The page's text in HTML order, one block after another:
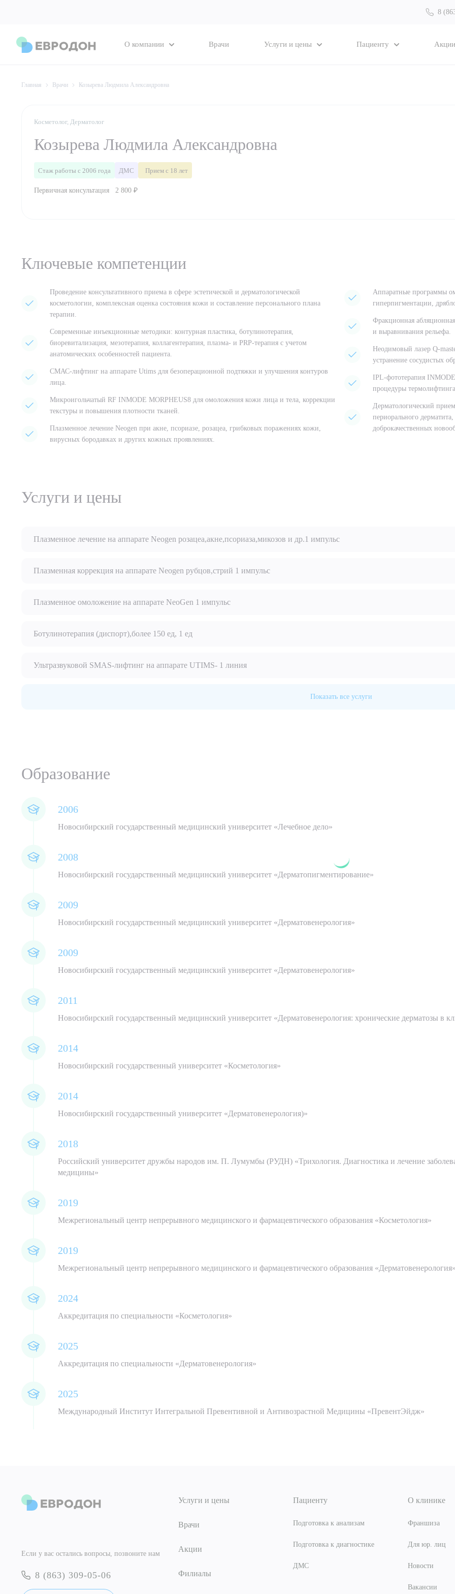
8
О компании Врачи Услуги и цены Пациенту Акции
Главная Врачи Козырева Людмила Александровна
Косметолог, Дерматолог
Козырева Людмила Александровна
Стаж работы с 2006 года ДМС Прием с 18 лет
Первичная консультация 2 800 ₽
Ключевые компетенции
Проведение консультативного приема в сфере эстетической и дерматологической
косметологии, комплексная оценка состояния кожи и составление персонального плана
терапии.
Современные инъекционные методики: контурная пластика, ботулинотерапия,
биоревитализация, мезотерапия, коллагентерапия, плазма- и PRP-терапия с учетом
анатомических особенностей пациента.
СМАС-лифтинг на аппарате Utims для безоперационной подтяжки и улучшения контуров
лица.
Микроигольчатый RF INMODE MORPHEUS8 для омоложения кожи лица и тела, коррекции
текстуры и повышения плотности тканей.
Плазменное лечение Neogen при акне, псориазе, розацеа, грибковых поражениях кожи,
вирусных бородавках и других кожных проявлениях.
Аппаратные программы
гиперпигментации,
Фракционная
и выравнивания рельефа.
Неодимовый лазер Q-
устранение сосудистых
IPL-фототерапия
процедуры
Дерматологический
периорального
доброкачественных
Услуги и цены
Плазменное лечение на аппарате Neogen розацеа,акне,псориаза,микозов и др.1 импульс
Плазменная коррекция на аппарате Neogen рубцов,стрий 1 импульс
Плазменное омоложение на аппарате NeoGen 1 импульс
Ботулинотерапия (диспорт),более 150 ед, 1 ед
Ультразвуковой SMAS-лифтинг на аппарате UTIMS- 1 линия
Показать все услуги
Образование
2006
Новосибирский государственный медицинский университет «Лечебное дело»
2008
Новосибирский государственный медицинский университет «Дерматопигментирование»
2009
Новосибирский государственный медицинский университет «Дерматовенерология»
2009
Новосибирский государственный медицинский университет «Дерматовенерология»
2011
Новосибирский государственный медицинский университет «Дерматовенерология: хронические дерматозы в
2014
Новосибирский государственный университет «Косметология»
2014
Новосибирский государственный университет «Дерматовенерология)»
2018
Российский университет дружбы народов им. П. Лумумбы (РУДН) «Трихология. Диагностика и лечение
медицины»
2019
Межрегиональный центр непрерывного медицинского и фармацевтического образования «Косметология»
2019
Межрегиональный центр непрерывного медицинского и фармацевтического образования
2024
Аккредитация по специальности «Косметология»
2025
Аккредитация по специальности «Дерматовенерология»
2025
Международный Институт Интегральной Превентивной и Антивозрастной Медицины «ПревентЭйдж»
Если у вас остались вопросы, позвоните нам
8 (863) 309-05-06
Услуги и цены
Врачи
Акции
Филиалы
Пациенту
Подготовка к анализам
Подготовка к диагностике
ДМС
О клинике
Франшиза
Для юр. лиц
Новости
Вакансии
Выберите сопутствующую услугу